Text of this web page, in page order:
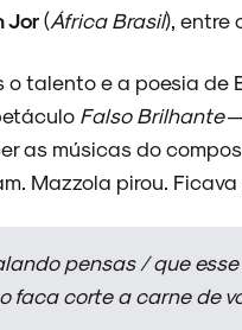
Jor(África Brasil), entre
o talento e a poesia de
Falso Brilhante—
as músicas do
Mazzola pirou.
pensas / que
faca corte a carne de